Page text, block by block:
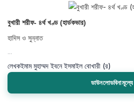
বুখারী শরীফ- ৪র্থ খণ্ড (হার্ডকভার)
হাদিস ও সুন্নাত
লেখকইমাম মুহাম্মদ ইবনে ইসমাইল বোখারী (র)
ডাউনলোডবিনামূল্যে